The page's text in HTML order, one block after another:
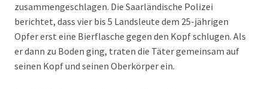
zusammengeschlagen. Die Saarländische Polizei
berichtet, dass vier bis 5 Landsleute dem 25-jährigen
Opfer erst eine Bierflasche gegen den Kopf schlugen. Als
er dann zu Boden ging, traten die Täter gemeinsam auf
seinen Kopf und seinen Oberkörper ein.